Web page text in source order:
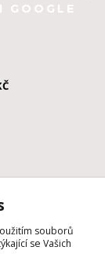
GOOGLE
souborů
se Vašich